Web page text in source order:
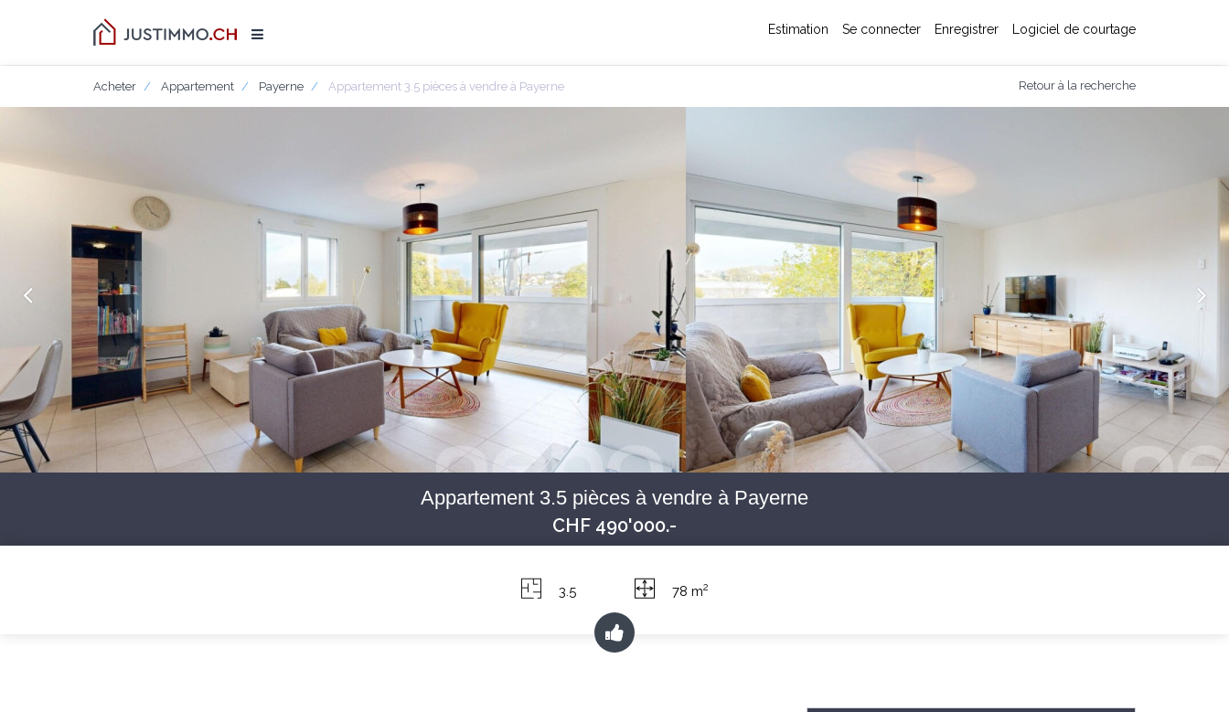
Estimation Se connecter Enregistrer Logiciel de courtage
Acheter Appartement Payerne Appartement 3.5 pièces à vendre à Payerne Retour à la recherche
Appartement 3.5 pièces à vendre à Payerne
CHF 490'000.-
3.5 78 m2